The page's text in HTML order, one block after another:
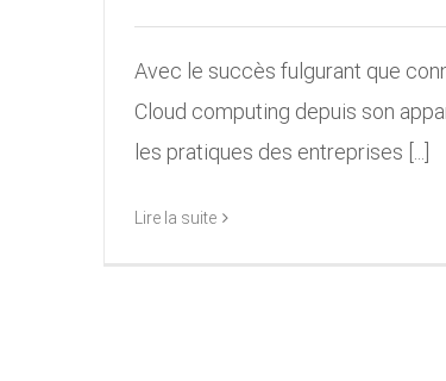
Avec le succès fulgurant que
Cloud computing depuis son
les pratiques des entreprises [...]
Lire la suite